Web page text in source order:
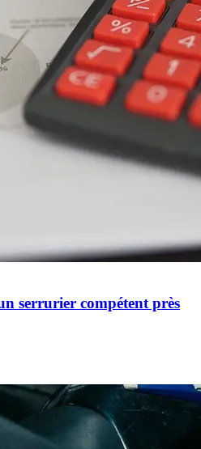
serrurier compétent près